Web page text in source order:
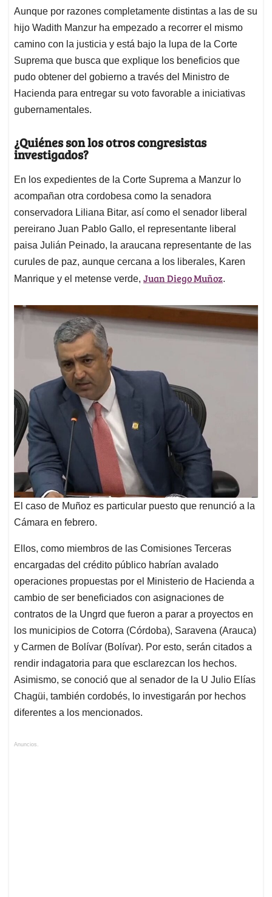
Aunque por razones completamente distintas a las de su
hijo Wadith Manzur ha empezado a recorrer el mismo
camino con la justicia y está bajo la lupa de la Corte
Suprema que busca que explique los beneficios que
pudo obtener del gobierno a través del Ministro de
Hacienda para entregar su voto favorable a iniciativas
gubernamentales.
¿Quiénes son los otros congresistas
investigados?
En los expedientes de la Corte Suprema a Manzur lo
acompañan otra cordobesa como la senadora
conservadora Liliana Bitar, así como el senador liberal
pereirano Juan Pablo Gallo, el representante liberal
paisa Julián Peinado, la araucana representante de las
curules de paz, aunque cercana a los liberales, Karen
Manrique y el metense verde, Juan Diego Muñoz.
El caso de Muñoz es particular puesto que renunció a la
Cámara en febrero.
Ellos, como miembros de las Comisiones Terceras
encargadas del crédito público habrían avalado
operaciones propuestas por el Ministerio de Hacienda a
cambio de ser beneficiados con asignaciones de
contratos de la Ungrd que fueron a parar a proyectos en
los municipios de Cotorra (Córdoba), Saravena (Arauca)
y Carmen de Bolívar (Bolívar). Por esto, serán citados a
rendir indagatoria para que esclarezcan los hechos.
Asimismo, se conoció que al senador de la U Julio Elías
Chagüi, también cordobés, lo investigarán por hechos
diferentes a los mencionados.
Anuncios.